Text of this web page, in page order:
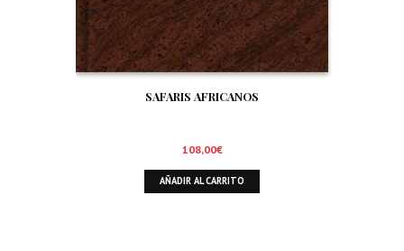
SAFARIS AFRICANOS
108,00€
AÑADIR AL CARRITO